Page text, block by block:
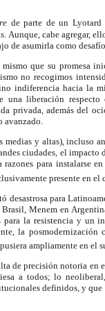
de parte de un
Aunque, cabe agregar,
de asumirla como
que su promesa
no recogimos
indiferencia hacia la
liberación respecto
privada, además del
y altas), incluso
ciudades, el
para instalarse
presente en
para
Menem en
la resistencia y un
la
ampliamente en el
de precisión notoria en
a todos; lo
definidos, y